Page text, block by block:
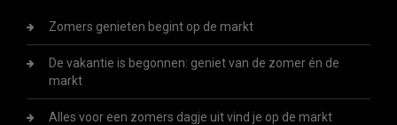
Zomers genieten begint op de markt
De vakantie is begonnen: geniet van de zomer én de
markt
Alles voor een zomers dagje uit vind je op de markt